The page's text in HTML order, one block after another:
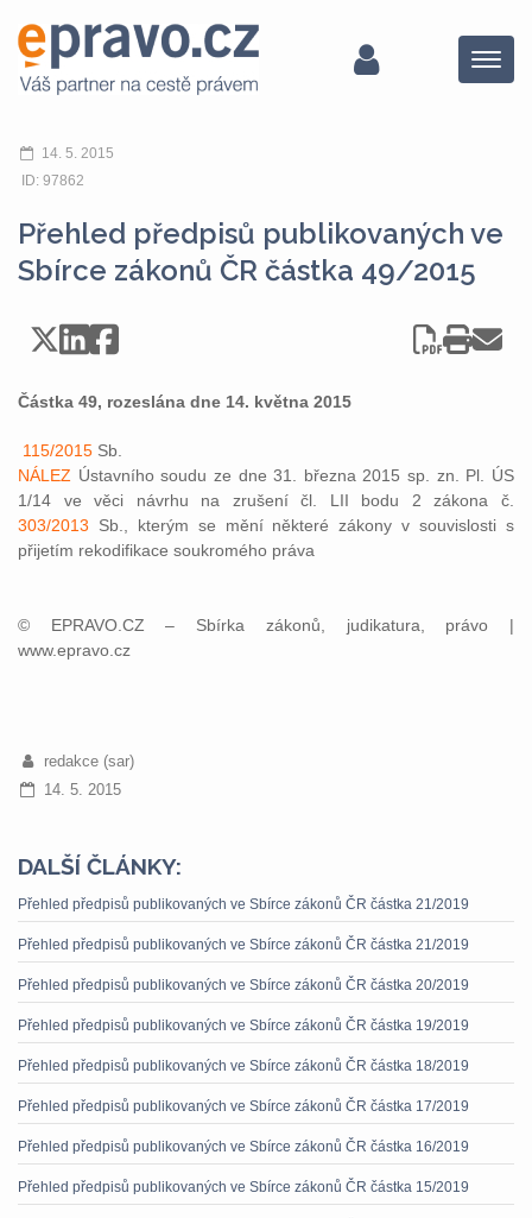
Menu
14. 5. 2015
ID: 97862
Přehled předpisů publikovaných ve
Sbírce zákonů ČR částka 49/2015
Částka 49, rozeslána dne 14. května 2015
115/2015 Sb.
NÁLEZ Ústavního soudu ze dne 31. března 2015 sp. zn. Pl. ÚS
1/14 ve věci návrhu na zrušení čl. LII bodu 2 zákona č.
303/2013 Sb., kterým se mění některé zákony v souvislosti s
přijetím rekodifikace soukromého práva
© EPRAVO.CZ – Sbírka zákonů, judikatura, právo |
www.epravo.cz
redakce (sar)
14. 5. 2015
DALŠÍ ČLÁNKY:
Přehled předpisů publikovaných ve Sbírce zákonů ČR částka 21/2019
Přehled předpisů publikovaných ve Sbírce zákonů ČR částka 21/2019
Přehled předpisů publikovaných ve Sbírce zákonů ČR částka 20/2019
Přehled předpisů publikovaných ve Sbírce zákonů ČR částka 19/2019
Přehled předpisů publikovaných ve Sbírce zákonů ČR částka 18/2019
Přehled předpisů publikovaných ve Sbírce zákonů ČR částka 17/2019
Přehled předpisů publikovaných ve Sbírce zákonů ČR částka 16/2019
Přehled předpisů publikovaných ve Sbírce zákonů ČR částka 15/2019